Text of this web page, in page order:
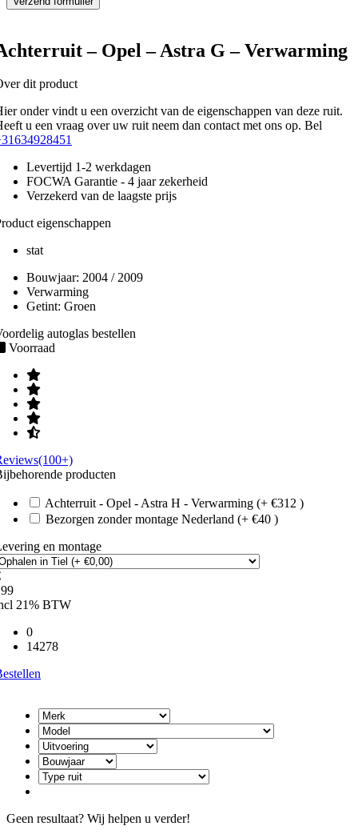
– Opel – Astra G – Verwarming
dit product
onder vindt u een overzicht van de eigenschappen van deze ruit.
u een vraag over uw ruit neem dan contact met ons op. Bel
Levertijd 1-2 werkdagen
FOCWA Garantie - 4 jaar zekerheid
Verzekerd van de laagste prijs
eigenschappen
stat
Bouwjaar: 2004 / 2009
Verwarming
Getint: Groen
autoglas bestellen
Voorraad
producten
Achterruit - Opel - Astra H - Verwarming (+ €312 )
Bezorgen zonder montage Nederland (+ €40 )
en montage
21% BTW
0
14278
Geen resultaat? Wij helpen u verder!